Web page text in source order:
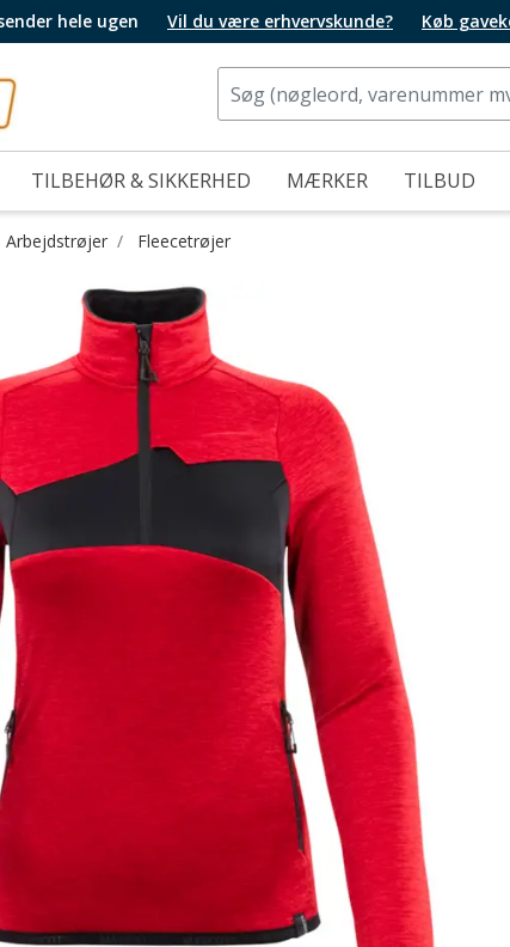
hele ugen Vil du være erhvervskunde? Køb
TILBEHØR & SIKKERHED MÆRKER TILBUD
Arbejdstrøjer Fleecetrøjer